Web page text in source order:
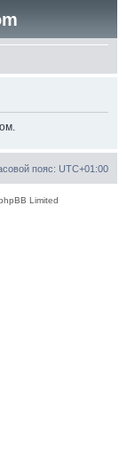
пояс: UTC+01:00
Limited